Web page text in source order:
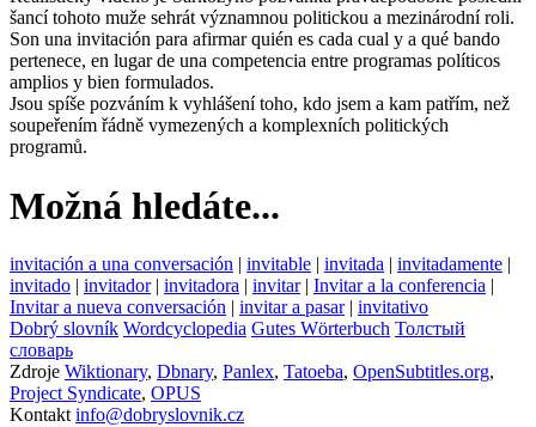
šancí tohoto muže sehrát významnou politickou a mezinárodní roli.
Son una invitación para afirmar quién es cada cual y a qué bando
pertenece, en lugar de una competencia entre programas políticos
amplios y bien formulados.
Jsou spíše pozváním k vyhlášení toho, kdo jsem a kam patřím, než
soupeřením řádně vymezených a komplexních politických
programů.
Možná hledáte...
invitación a una conversación | invitable | invitada | invitadamente |
invitado | invitador | invitadora | invitar | Invitar a la conferencia |
Invitar a nueva conversación | invitar a pasar | invitativo
Dobrý slovník Wordcyclopedia Gutes Wörterbuch Толстый
словарь
Zdroje Wiktionary, Dbnary, Panlex, Tatoeba, OpenSubtitles.org,
Project Syndicate, OPUS
Kontakt info@dobryslovnik.cz